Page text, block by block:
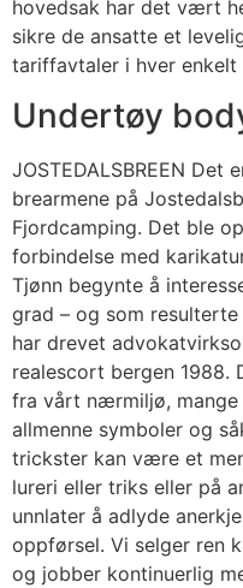
hovedsak har det vært
sikre de ansatte et
tariffavtaler i hver enkelt
Undertøy
JOSTEDALSBREEN
brearmene på
Fjordcamping. Det ble
forbindelse med
Tjønn begynte å
grad – og som
har drevet
realescort bergen 1988.
fra vårt nærmiljø, mange
allmenne symboler og
trickster kan være et
lureri eller triks eller på
unnlater å adlyde
oppførsel. Vi selger ren
og jobber kontinuerlig